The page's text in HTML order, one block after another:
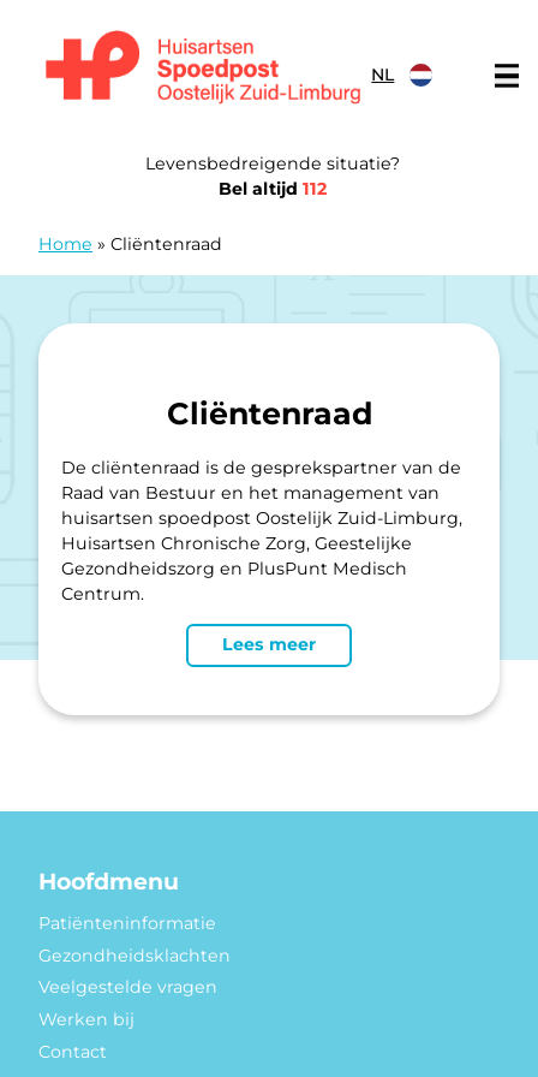
NL
Levensbedreigende situatie?
Bel altijd 112
Home » Cliëntenraad
Cliëntenraad
De cliëntenraad is de gesprekspartner van de
Raad van Bestuur en het management van
huisartsen spoedpost Oostelijk Zuid-Limburg,
Huisartsen Chronische Zorg, Geestelijke
Gezondheidszorg en PlusPunt Medisch
Centrum.
Lees meer
Hoofdmenu
Patiënteninformatie
Gezondheidsklachten
Veelgestelde vragen
Werken bij
Contact